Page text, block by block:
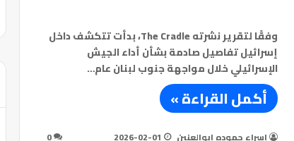
وفقًا لتقرير نشرته The Cradle، بدأت تتكشف داخل
إسرائيل تفاصيل صادمة بشأن أداء الجيش
الإسرائيلي خلال مواجهة جنوب لبنان عام…
أكمل القراءة »
إسراء حموده ابوالعنين 2026-02-01
0